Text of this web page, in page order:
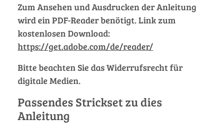
Zum Ansehen und Ausdrucken der Anleitung
wird ein PDF-Reader benötigt. Link zum
kostenlosen Download:
https://get.adobe.com/de/reader/
Bitte beachten Sie das Widerrufsrecht für
digitale Medien.
Passendes Strickset zu dies
Anleitung